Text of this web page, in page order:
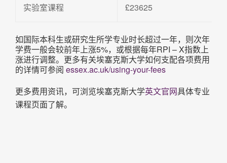
实验室课程 £23625
如国际本科生或研究生所学专业时长超过一年，则次年
学费一般会较前年上涨5%，或根据每年RPI – X指数上
涨进行调整。更多有关埃塞克斯大学如何支配各项费用
的详情可参阅 essex.ac.uk/using-your-fees
更多费用资讯，可浏览埃塞克斯大学英文官网具体专业
课程页面了解。